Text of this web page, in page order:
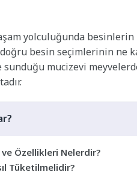
yolculuğunda
besin seçimlerinin ne
sunduğu mucizevi
Özellikleri Nelerdir?
Tüketilmelidir?